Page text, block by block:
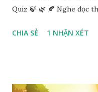
Quiz 🍃 🌿 🍂 Nghe đọc
CHIA SẺ 1 NHẬN XÉT